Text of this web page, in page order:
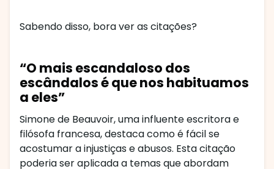
Sabendo disso, bora ver as citações?
“O mais escandaloso dos
escândalos é que nos habituamos
a eles”
Simone de Beauvoir, uma influente escritora e
filósofa francesa, destaca como é fácil se
acostumar a injustiças e abusos. Esta citação
poderia ser aplicada a temas que abordam